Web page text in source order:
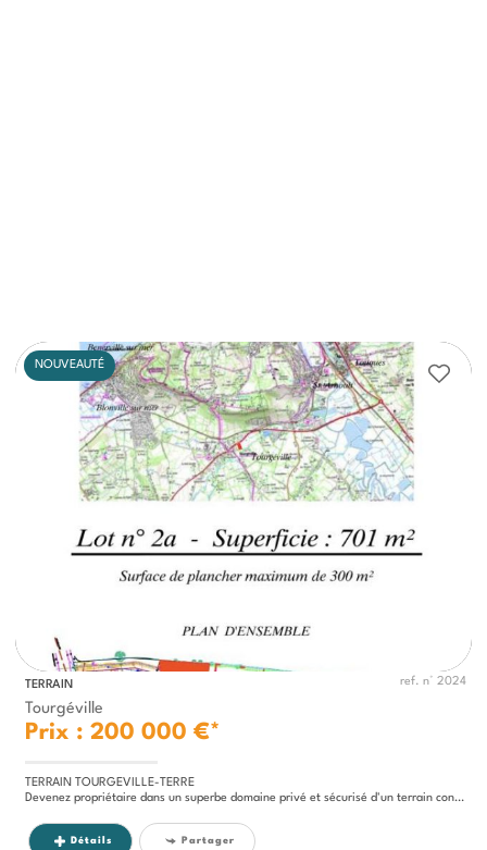
NOUVEAUTÉ
TERRAIN ref. n° 2024
Tourgéville
Prix : 200 000 €*
TERRAIN TOURGEVILLE-TERRE
Devenez propriétaire dans un superbe domaine privé et sécurisé d'un terrain constructible viabilisé de 701m2 permettant...
Détails Partager